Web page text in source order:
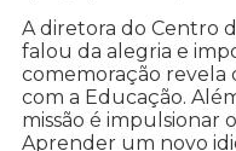
A diretora do Centro
falou da alegria e
comemoração revela
com a Educação.
missão é impulsionar
Aprender um novo